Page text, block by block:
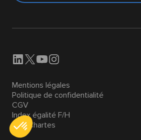
Mentions légales
Politique de confidentialité
CGV
Index égalité F/H
Nos Chartes